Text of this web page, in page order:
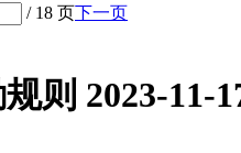
/ 18 页下一页
则 2023-11-